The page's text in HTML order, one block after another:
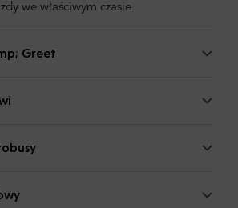
we właściwym czasie
Greet